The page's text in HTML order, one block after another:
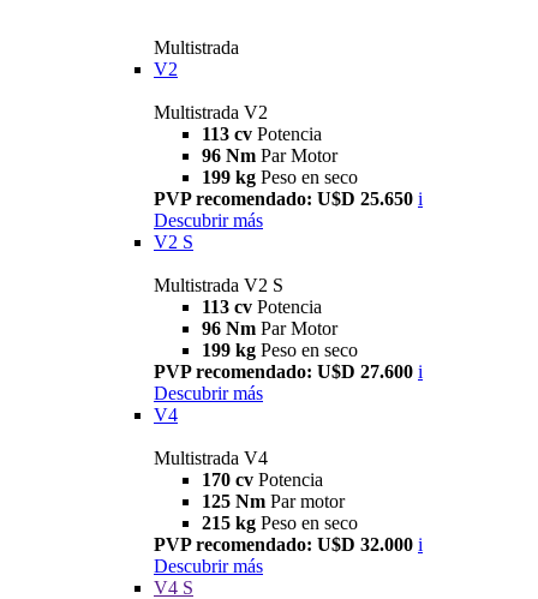
Multistrada
V2
Multistrada V2
113 cv Potencia
96 Nm Par Motor
199 kg Peso en seco
PVP recomendado: U$D 25.650 i
Descubrir más
V2 S
Multistrada V2 S
113 cv Potencia
96 Nm Par Motor
199 kg Peso en seco
PVP recomendado: U$D 27.600 i
Descubrir más
V4
Multistrada V4
170 cv Potencia
125 Nm Par motor
215 kg Peso en seco
PVP recomendado: U$D 32.000 i
Descubrir más
V4 S